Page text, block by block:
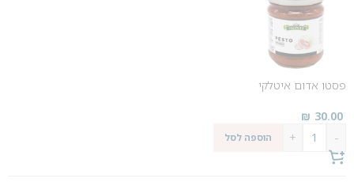
פסטו אדום איטלקי
30.00
₪
-
+ הוספה לסל